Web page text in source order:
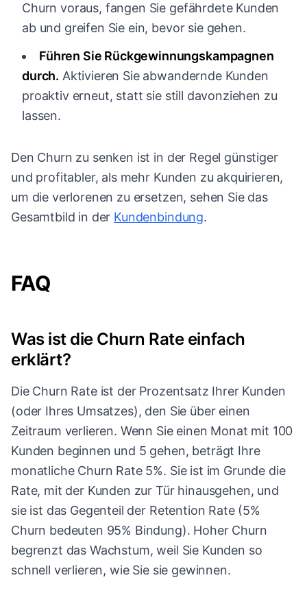
Churn voraus, fangen Sie gefährdete Kunden
ab und greifen Sie ein, bevor sie gehen.
Führen Sie Rückgewinnungskampagnen
durch. Aktivieren Sie abwandernde Kunden
proaktiv erneut, statt sie still davonziehen zu
lassen.
Den Churn zu senken ist in der Regel günstiger
und profitabler, als mehr Kunden zu akquirieren,
um die verlorenen zu ersetzen, sehen Sie das
Gesamtbild in der Kundenbindung.
FAQ
Was ist die Churn Rate einfach
erklärt?
Die Churn Rate ist der Prozentsatz Ihrer Kunden
(oder Ihres Umsatzes), den Sie über einen
Zeitraum verlieren. Wenn Sie einen Monat mit 100
Kunden beginnen und 5 gehen, beträgt Ihre
monatliche Churn Rate 5%. Sie ist im Grunde die
Rate, mit der Kunden zur Tür hinausgehen, und
sie ist das Gegenteil der Retention Rate (5%
Churn bedeuten 95% Bindung). Hoher Churn
begrenzt das Wachstum, weil Sie Kunden so
schnell verlieren, wie Sie sie gewinnen.